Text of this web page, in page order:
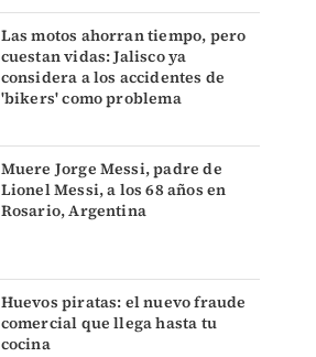
Las motos ahorran tiempo, pero
cuestan vidas: Jalisco ya
considera a los accidentes de
'bikers' como problema
Muere Jorge Messi, padre de
Lionel Messi, a los 68 años en
Rosario, Argentina
Huevos piratas: el nuevo fraude
comercial que llega hasta tu
cocina